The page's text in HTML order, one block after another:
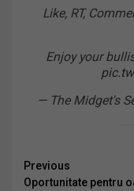
Like, RT,
Enjoy your
— The Midget's
Continue
Previous
Oportunitate pentru